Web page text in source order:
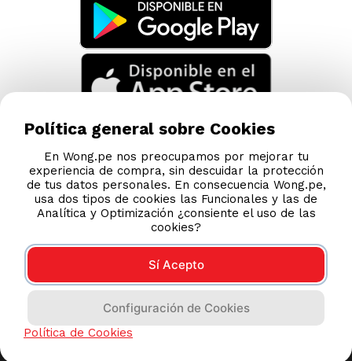
Esta tienda usa Niubiz para realizar transacciones
Política general sobre Cookies
En Wong.pe nos preocupamos por mejorar tu
experiencia de compra, sin descuidar la protección
de tus datos personales. En consecuencia Wong.pe,
usa dos tipos de cookies las Funcionales y las de
Analítica y Optimización ¿consiente el uso de las
cookies?
Sí Acepto
Configuración de Cookies
Política de Cookies